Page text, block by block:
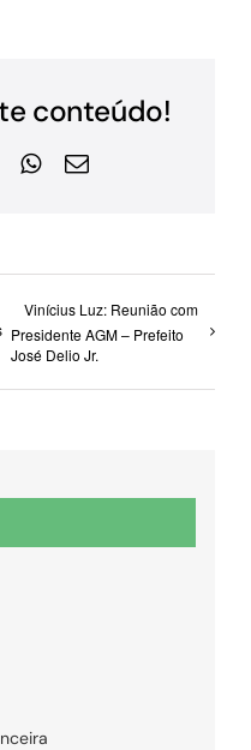
conteúdo!
WhatsApp
E-
Vinícius Luz: Reunião com
Presidente AGM – Prefeito
José Delio Jr.